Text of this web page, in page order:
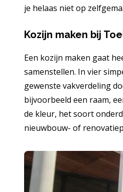
je helaas niet op
Kozijn maken bij
Een kozijn maken gaat
samenstellen. In vier
gewenste vakverdeling
bijvoorbeeld een raam,
de kleur, het soort
nieuwbouw- of